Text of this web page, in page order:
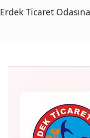
Erdek Ticaret